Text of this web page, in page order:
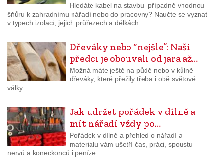
Hledáte kabel na stavbu, případně vhodnou
šňůru k zahradnímu nářadí nebo do pracovny? Naučte se vyznat
v typech izolací, jejich průřezech a délkách.
Dřeváky nebo “nejšle”: Naši
předci je obouvali od jara až…
Možná máte ještě na půdě nebo v kůlně
dřeváky, které přežily třeba i obě světové
války.
Jak udržet pořádek v dílně a
mít nářadí vždy po…
Pořádek v dílně a přehled o nářadí a
materiálu vám ušetří čas, práci, spoustu
nervů a koneckonců i peníze.